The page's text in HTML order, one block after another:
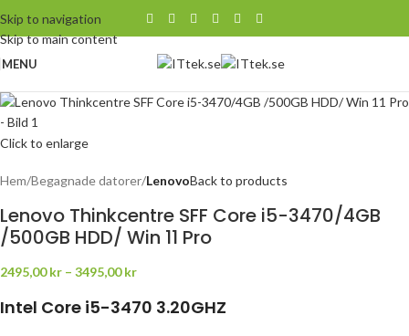
Skip to navigation
Skip to main content
MENU
Click to enlarge
Hem Begagnade datorer LenovoBack to products
Lenovo Thinkcentre SFF Core i5-3470/4GB
/500GB HDD/ Win 11 Pro
2495,00kr – 3495,00kr
Intel Core i5-3470 3.20GHZ